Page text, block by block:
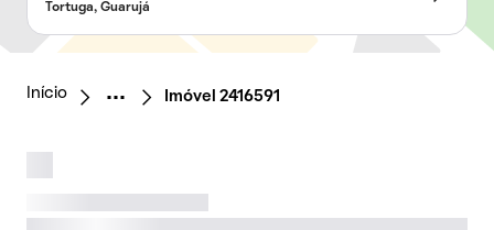
Tortuga, Guarujá
Início Imóvel 2416591